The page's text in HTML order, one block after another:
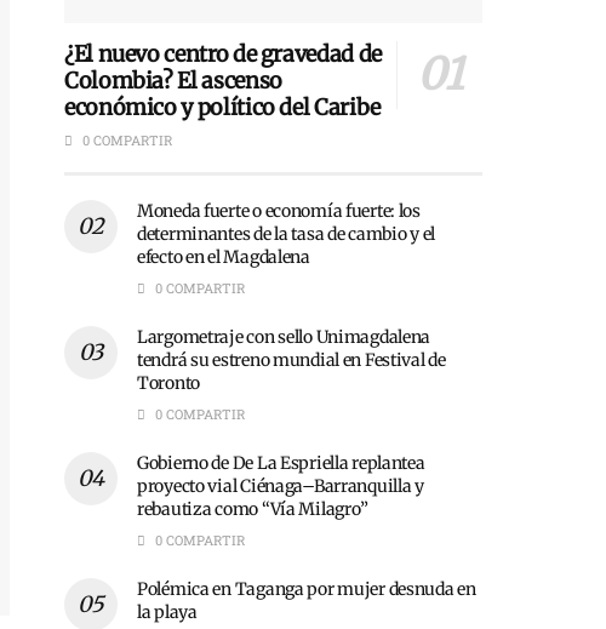
¿El nuevo centro de gravedad de
Colombia? El ascenso
económico y político del Caribe
0 COMPARTIR
Moneda fuerte o economía fuerte: los
determinantes de la tasa de cambio y el
efecto en el Magdalena
0 COMPARTIR
Largometraje con sello Unimagdalena
tendrá su estreno mundial en Festival de
Toronto
0 COMPARTIR
Gobierno de De La Espriella replantea
proyecto vial Ciénaga–Barranquilla y
rebautiza como “Vía Milagro”
0 COMPARTIR
Polémica en Taganga por mujer desnuda en
la playa